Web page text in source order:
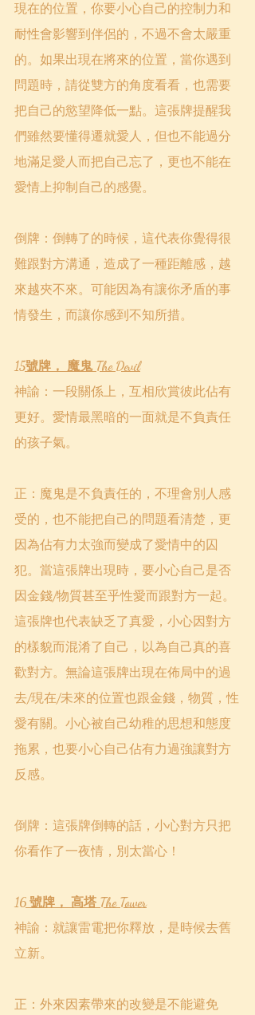
現在的位置，你要小心自己的控制力和
耐性會影響到伴侶的，不過不會太嚴重
的。如果出現在將來的位置，當你遇到
問題時，請從雙方的角度看看，也需要
把自己的慾望降低一點。這張牌提醒我
們雖然要懂得遷就愛人，但也不能過分
地滿足愛人而把自己忘了，更也不能在
愛情上抑制自己的感覺。
倒牌：倒轉了的時候，這代表你覺得很
難跟對方溝通，造成了一種距離感，越
來越夾不來。可能因為有讓你矛盾的事
情發生，而讓你感到不知所措。
15號牌， 魔鬼 The Devil
神諭：一段關係上，互相欣賞彼此佔有
更好。愛情最黑暗的一面就是不負責任
的孩子氣。
正：魔鬼是不負責任的，不理會別人感
受的，也不能把自己的問題看清楚，更
因為佔有力太強而變成了愛情中的囚
犯。當這張牌出現時，要小心自己是否
因金錢/物質甚至乎性愛而跟對方一起。
這張牌也代表缺乏了真愛，小心因對方
的樣貌而混淆了自己，以為自己真的喜
歡對方。無論這張牌出現在佈局中的過
去/現在/未來的位置也跟金錢，物質，性
愛有關。小心被自己幼稚的思想和態度
拖累，也要小心自己佔有力過強讓對方
反感。
倒牌：這張牌倒轉的話，小心對方只把
你看作了一夜情，別太當心！
16 號牌， 高塔 The Tower
神諭：就讓雷電把你釋放，是時候去舊
立新。
正：外來因素帶來的改變是不能避免